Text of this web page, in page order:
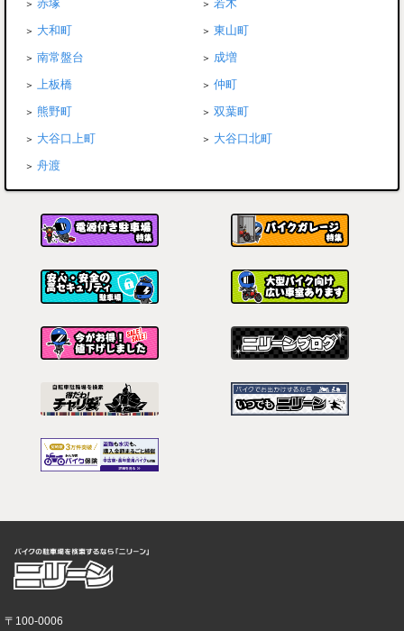
赤塚
若木
大和町
東山町
南常盤台
成増
上板橋
仲町
熊野町
双葉町
大谷口上町
大谷口北町
舟渡
〒100-0006